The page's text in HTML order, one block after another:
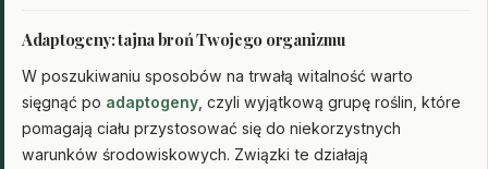
Adaptogeny: tajna broń Twojego organizmu
W poszukiwaniu sposobów na trwałą witalność warto
sięgnąć po adaptogeny , czyli wyjątkową grupę roślin, które
pomagają ciału przystosować się do niekorzystnych
warunków środowiskowych. Związki te działają